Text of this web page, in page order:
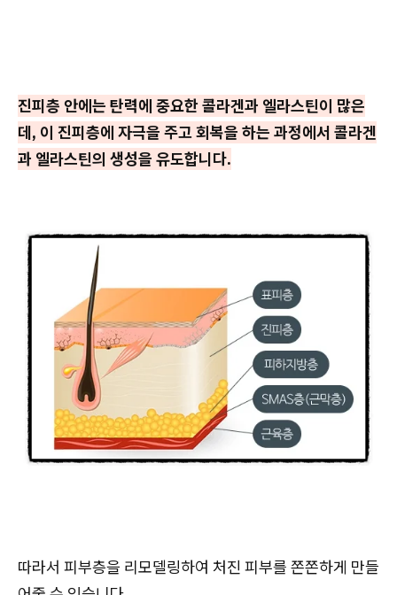
진피층 안에는 탄력에 중요한 콜라겐과 엘라스틴이 많은
데, 이 진피층에 자극을 주고 회복을 하는 과정에서 콜라겐
과 엘라스틴의 생성을 유도합니다.
따라서 피부층을 리모델링하여 처진 피부를 쫀쫀하게 만들